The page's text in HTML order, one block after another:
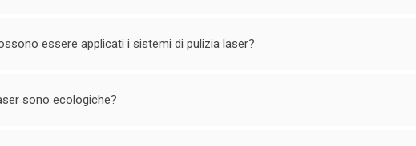
essere applicati i sistemi di pulizia laser?
sono ecologiche?